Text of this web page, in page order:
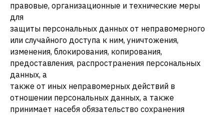
правовые, организационные и технические меры
для
защиты персональных данных от неправомерного
или случайного доступа к ним, уничтожения,
изменения, блокирования, копирования,
предоставления, распространения персональных
данных, а
также от иных неправомерных действий в
отношении персональных данных, а также
принимает насебя обязательство сохранения